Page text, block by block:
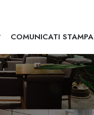
COMUNICATI STAMPA